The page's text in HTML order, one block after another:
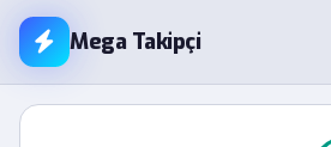
Mega Takipçi